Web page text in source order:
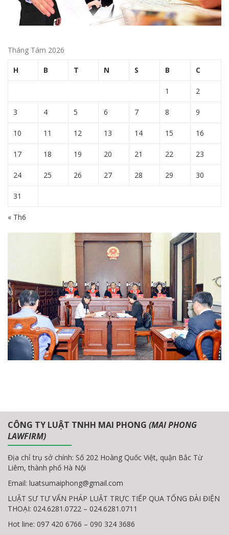
Tháng Tám 2026
H B T N S B C
1 2
3 4 5 6 7 8 9
10 11 12 13 14 15 16
17 18 19 20 21 22 23
24 25 26 27 28 29 30
31
« Th6
CÔNG TY LUẬT TNHH MAI PHONG (MAI PHONG
LAWFIRM)
Địa chỉ trụ sở chính: Số 202 Hoàng Quốc Việt, quận Bắc Từ
Liêm, thành phố Hà Nội
Email: luatsumaiphong@gmail.com
LUẬT SƯ TƯ VẤN PHÁP LUẬT TRỰC TIẾP QUA TỔNG ĐÀI ĐIỆN
THOẠI: 024.6281.0722 – 024.6281.0711
Hot line: 097 420 6766 – 090 324 3686